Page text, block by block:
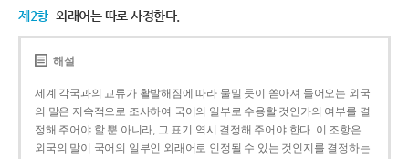
제2항 외래어는 따로 사정한다.
해설
세계 각국과의 교류가 활발해짐에 따라 물밀 듯이 쏟아져 들어오는 외국
의 말은 지속적으로 조사하여 국어의 일부로 수용할 것인가의 여부를 결
정해 주어야 할 뿐 아니라, 그 표기 역시 결정해 주어야 한다. 이 조항은
외국의 말이 국어의 일부인 외래어로 인정될 수 있는 것인지를 결정하는